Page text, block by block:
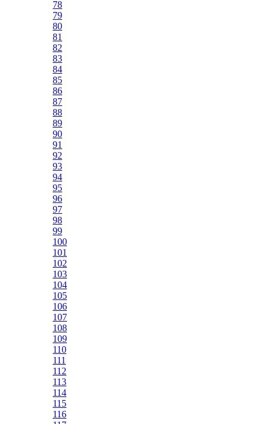
78
79
80
81
82
83
84
85
86
87
88
89
90
91
92
93
94
95
96
97
98
99
100
101
102
103
104
105
106
107
108
109
110
111
112
113
114
115
116